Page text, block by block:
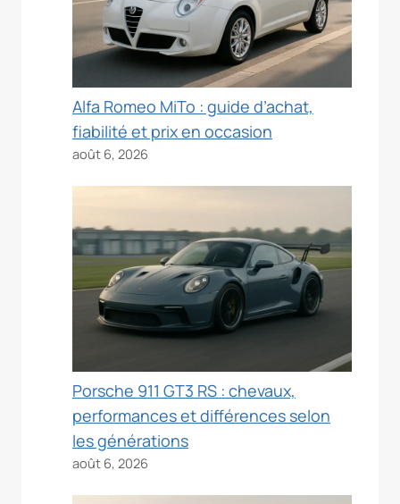
Alfa Romeo MiTo : guide d’achat,
fiabilité et prix en occasion
août 6, 2026
Porsche 911 GT3 RS : chevaux,
performances et différences selon
les générations
août 6, 2026